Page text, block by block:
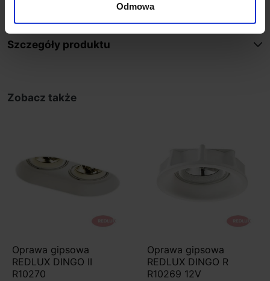
Odmowa
Szczegóły produktu
Zobacz także
Oprawa gipsowa
REDLUX DINGO II
R10270
Oprawa gipsowa
REDLUX DINGO R
R10269 12V